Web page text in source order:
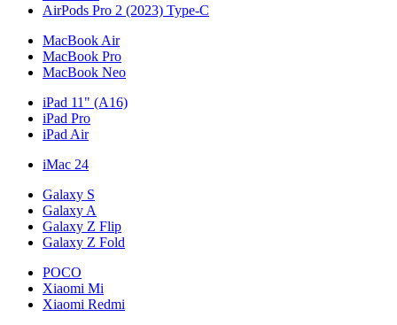
AirPods Pro 2 (2023) Type-C
MacBook Air
MacBook Pro
MacBook Neo
iPad 11" (A16)
iPad Pro
iPad Air
iMac 24
Galaxy S
Galaxy A
Galaxy Z Flip
Galaxy Z Fold
POCO
Xiaomi Mi
Xiaomi Redmi